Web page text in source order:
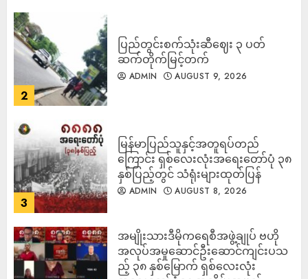
2
ပြည်တွင်းစက်သုံးဆီဈေး ၃ ပတ်
ဆက်တိုက်မြင့်တက်
ADMIN AUGUST 9, 2026
3
မြန်မာပြည်သူနှင့်အတူရပ်တည်
ကြောင်း ရှစ်လေးလုံးအရေးတော်ပုံ ၃၈
နှစ်ပြည့်တွင် သံရုံးများထုတ်ပြန်
ADMIN AUGUST 8, 2026
အမျိုးသားဒီမိုကရေစီအဖွဲ့ချုပ် ဗဟို
အလုပ်အမှုဆောင်ဦးဆောင်ကျင်းပသ
ည့် ၃၈ နှစ်မြောက် ရှစ်လေးလုံး